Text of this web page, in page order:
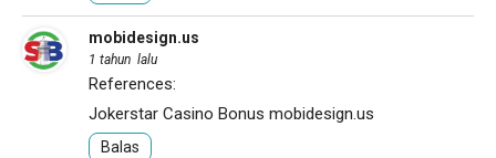
mobidesign.us
1 tahun lalu
References:
Jokerstar Casino Bonus mobidesign.us
Balas